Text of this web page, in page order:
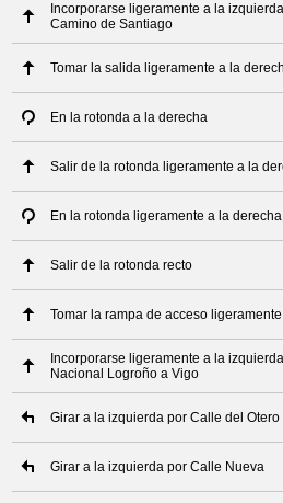
Incorporarse ligeramente a la
Camino de Santiago
Tomar la salida ligeramente a la
En la rotonda a la derecha
Salir de la rotonda ligeramente a la
En la rotonda ligeramente a la derecha
Salir de la rotonda recto
Tomar la rampa de acceso
Incorporarse ligeramente a la
Nacional Logroño a Vigo
Girar a la izquierda por Calle del Otero
Girar a la izquierda por Calle Nueva